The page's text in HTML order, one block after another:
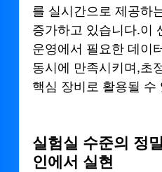
를 실시간으로 제공하
증가하고 있습니다.이
운영에서 필요한 데이
동시에 만족시키며,초
핵심 장비로 활용될 수
실험실 수준의 정
인에서 실현